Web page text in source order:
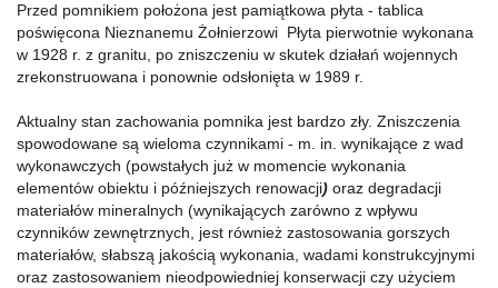
Przed pomnikiem położona jest pamiątkowa płyta - tablica
poświęcona Nieznanemu Żołnierzowi Płyta pierwotnie wykonana
w 1928 r. z granitu, po zniszczeniu w skutek działań wojennych
zrekonstruowana i ponownie odsłonięta w 1989 r.
Aktualny stan zachowania pomnika jest bardzo zły. Zniszczenia
spowodowane są wieloma czynnikami - m. in. wynikające z wad
wykonawczych (powstałych już w momencie wykonania
elementów obiektu i późniejszych renowacji) oraz degradacji
materiałów mineralnych (wynikających zarówno z wpływu
czynników zewnętrznych, jest również zastosowania gorszych
materiałów, słabszą jakością wykonania, wadami konstrukcyjnymi
oraz zastosowaniem nieodpowiedniej konserwacji czy użyciem